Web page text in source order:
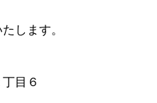
します。
目６